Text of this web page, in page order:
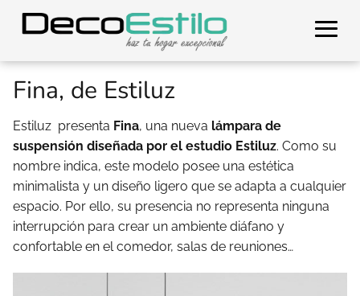
Fina, de Estiluz
Estiluz presenta Fina, una nueva lámpara de
suspensión diseñada por el estudio Estiluz. Como su
nombre indica, este modelo posee una estética
minimalista y un diseño ligero que se adapta a cualquier
espacio. Por ello, su presencia no representa ninguna
interrupción para crear un ambiente diáfano y
confortable en el comedor, salas de reuniones…